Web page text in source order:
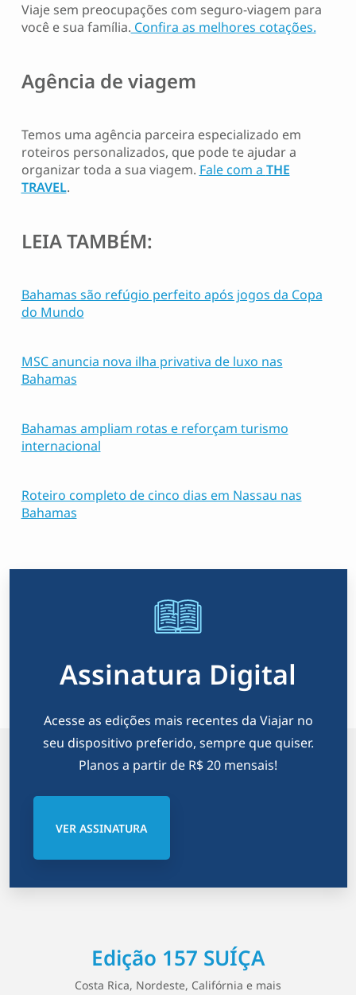
Viaje sem preocupações com seguro-viagem para
você e sua família. Confira as melhores cotações.
Agência de viagem
Temos uma agência parceira especializado em
roteiros personalizados, que pode te ajudar a
organizar toda a sua viagem. Fale com a THE
TRAVEL.
LEIA TAMBÉM:
Bahamas são refúgio perfeito após jogos da Copa
do Mundo
MSC anuncia nova ilha privativa de luxo nas
Bahamas
Bahamas ampliam rotas e reforçam turismo
internacional
Roteiro completo de cinco dias em Nassau nas
Bahamas
Assinatura Digital
Acesse as edições mais recentes da Viajar no
seu dispositivo preferido, sempre que quiser.
Planos a partir de R$ 20 mensais!
VER ASSINATURA
Edição 157 SUÍÇA
Costa Rica, Nordeste, Califórnia e mais